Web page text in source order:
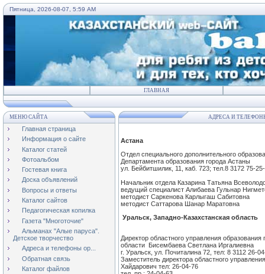
Пятница, 2026-08-07, 5:59 AM
ГЛАВНАЯ
МЕНЮ САЙТА
Главная страница
Информация о сайте
Каталог статей
Фотоальбом
Гостевая книга
Доска объявлений
Вопросы и ответы
Каталог сайтов
Педагогическая копилка
Газета "Многоточие"
Альманах "Алые паруса".
Детское творчество
Адреса и телефоны ор...
Обратная связь
Каталог файлов
АДРЕСА И
Астана
Отдел специального дополнительного
Департамента образования города Астаны
ул. Бейбитшилик , 11, каб . 723; тел.8 3172 75-
Начальник отдела Казарина Татьяна
ведущий специалист Алибаева Гульнар
методист Саркенова Карлыгаш Сабитовна
методист Саттарова Шанар Маратовна
Уральск, Западно-Казахстанская область
Директор областного управления
области Бисембаева Светлана Иргалиевна
г. Уральск, ул. Почиталина 72, тел: 8 3112 26-
Заместитель директора областного
Хайдарович тел: 26-04-76